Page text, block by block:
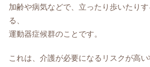
加齢や病気などで、立ったり歩いたり
る、
運動器症候群のことです。
これは、介護が必要になるリスクが高